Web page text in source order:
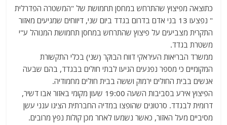
כתוצאה מפיצוץ שהתרחש במחסן תחמושת של "המשטרה הפדרלית
" נפצעו 13 בני אדם בדרום בגדד ביום שני, דיווחים שמגיעים מאזור
התקרית מצביעים על פיצוץ שהתרחש במחסן תחמושת המנוהל ע"י
משטרת בגדד.
ממשרד הבריאות העיראקי דווח הבוקר (שני) בכלי התקשורת
המקומיים כי מספר נפגעים הגיעו לבתי חולים בבגדד, בהם שבעה
אנשים בבית החולים ירמוק וששה בבית חולים מחמודיה.
הפיצוץ אירע בסביבות השעה 19:00 שעון מקומי באזור אבו דשיר,
דרומית לבגדד. סרטונים שהופצו במדיה החברתית הציגו ענני עשן
מסיביים מעל האזור, כאשר נשמעו לאחר מכן קולות נפץ מרובים.